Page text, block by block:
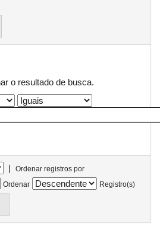
o resultado de busca.
|
Ordenar registros por
Ordenar
Registro(s)